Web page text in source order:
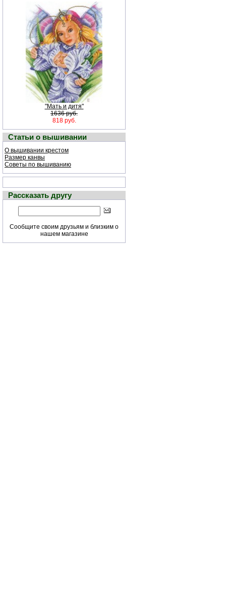
"Мать и дитя"
1636 руб.
818 руб.
Статьи о вышивании
О вышивании крестом
Размер канвы
Советы по вышиванию
Рассказать другу
Сообщите своим друзьям и близким о
нашем магазине